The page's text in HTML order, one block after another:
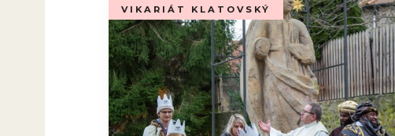
VIKARIÁT KLATOVSKÝ